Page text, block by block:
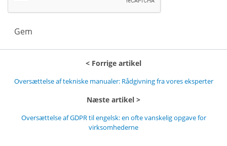
Gem
Forrige artikel
Oversættelse af tekniske manualer: Rådgivning fra vores eksperter
Næste artikel
Oversættelse af GDPR til engelsk: en ofte vanskelig opgave for
virksomhederne